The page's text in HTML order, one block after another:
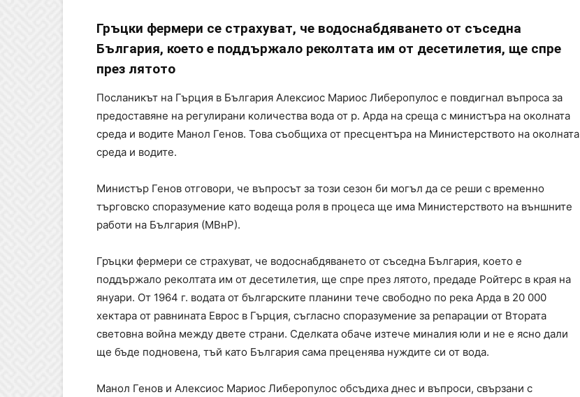
Гръцки фермери се страхуват, че водоснабдяването от съседна
България, което е поддържало реколтата им от десетилетия, ще спре
през лятото
Посланикът на Гърция в България Алексиос Мариос Либеропулос е повдигнал въпроса за
предоставяне на регулирани количества вода от р. Арда на среща с министъра на околната
среда и водите Манол Генов. Това съобщиха от пресцентъра на Министерството на околната
среда и водите.
Министър Генов отговори, че въпросът за този сезон би могъл да се реши с временно
търговско споразумение като водеща роля в процеса ще има Министерството на външните
работи на България (МВнР).
Гръцки фермери се страхуват, че водоснабдяването от съседна България, което е
поддържало реколтата им от десетилетия, ще спре през лятото, предаде Ройтерс в края на
януари. От 1964 г. водата от българските планини тече свободно по река Арда в 20 000
хектара от равнината Еврос в Гърция, съгласно споразумение за репарации от Втората
световна война между двете страни. Сделката обаче изтече миналия юли и не е ясно дали
ще бъде подновена, тъй като България сама преценява нуждите си от вода.
Манол Генов и Алексиос Мариос Либеропулос обсъдиха днес и въпроси, свързани с